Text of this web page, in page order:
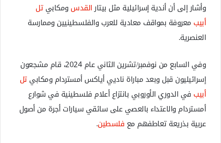
وأشار إلى أن أندية إسرائيلية مثل بيتارالقدسومكابيتل
أبيب معروفة بمواقف معادية للعرب والفلسطينيين وممارسة
العنصرية.
وفي السابع من نوفمبر/تشرين الثاني عام 2024، قام مشجعون
إسرائيليون قبل وبعد مباراة ناديي أياكس أمستردام ومكابيتل
أبيب في الدوري الأوروبي بانتزاع أعلام فلسطينية في شوارع
أمستردام والاعتداء بالعصي على سائقي سيارات أجرة من أصول
عربية بذريعة تعاطفهم مع فلسطين.